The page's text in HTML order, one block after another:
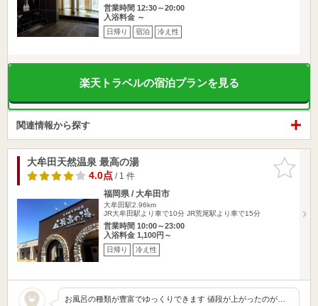
営業時間 12:30～20:00
入浴料金 ～
日帰り 宿泊 冷え性
楽天トラベルの宿泊プランを見る
関連情報から探す
お気に入
りに追加
大牟田天然温泉 最高の湯
4.0点/ 1 件
福岡県 / 大牟田市
大牟田駅2.96km
JR大牟田駅より車で10分 JR荒尾駅より車で15分
営業時間 10:00～23:00
入浴料金 1,100円～
日帰り 冷え性
お風呂の種類が豊富でゆっくりできます 値段が上がったのが…